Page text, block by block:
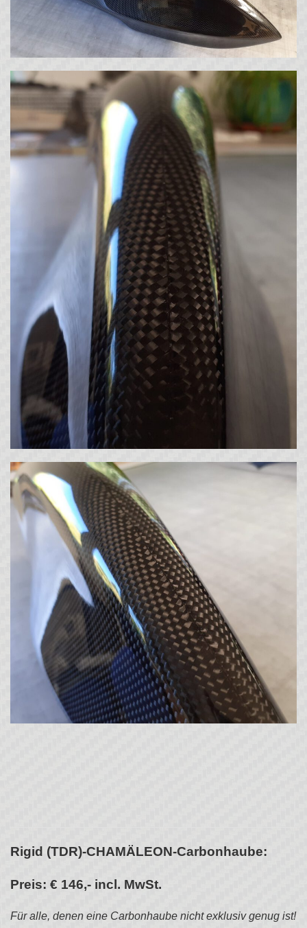
Rigid (TDR)-CHAMÄLEON-Carbonhaube:
Preis: € 146,- incl. MwSt.
Für alle, denen eine Carbonhaube nicht exklusiv genug ist!